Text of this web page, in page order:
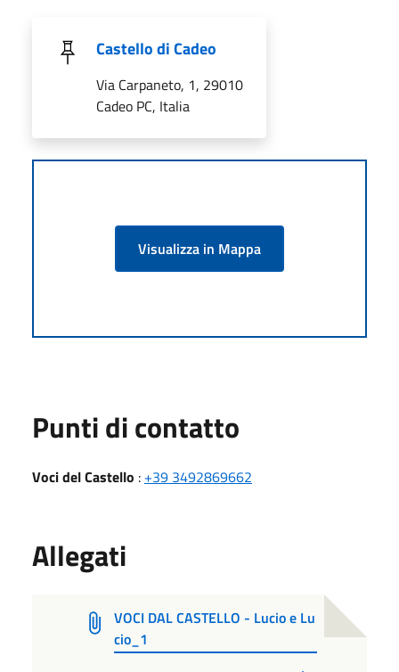
Castello di Cadeo
Via Carpaneto, 1, 29010
Cadeo PC, Italia
Visualizza in Mappa
Punti di contatto
Voci del Castello : +39 3492869662
Allegati
VOCI DAL CASTELLO - Lucio e Lu
cio_1